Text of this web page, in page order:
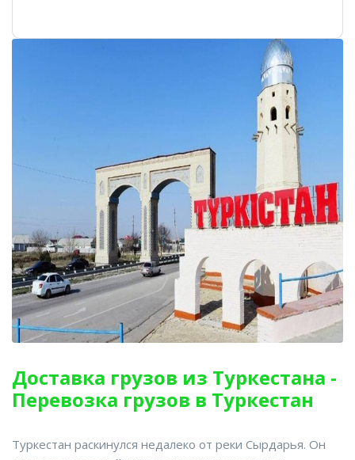
Доставка грузов из Туркестана -
Перевозка грузов в Туркестан
Туркестан раскинулся недалеко от реки Сырдарья. Он